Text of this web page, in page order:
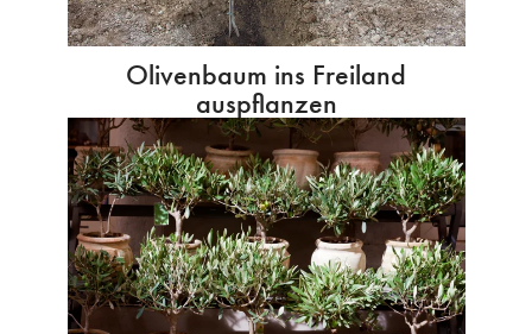
Olivenbaum ins Freiland
auspflanzen